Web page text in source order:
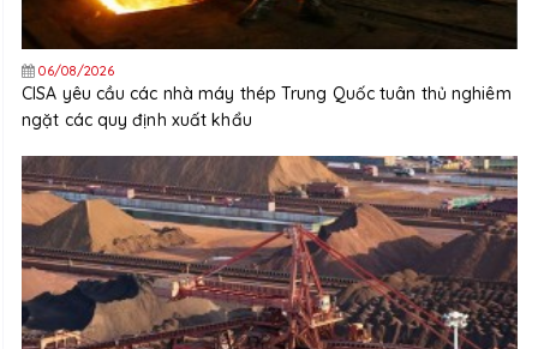
06/08/2026
CISA yêu cầu các nhà máy thép Trung Quốc tuân thủ nghiêm
ngặt các quy định xuất khẩu